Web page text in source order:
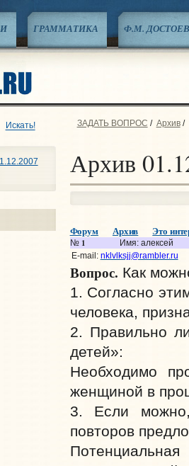
ГРАММАТИКА Ф.М.
Искать! ЗАДАТЬ ВОПРОС / Архив/
Архив
Форум Архив Это
№1
Имя: алексей
E-mail: nklvlksjj@rambler.ru
Вопрос. Как
1. Согласно
человека,
2. Правильно
детей»:
Необходимо
женщиной в
3. Если можно,
повторов